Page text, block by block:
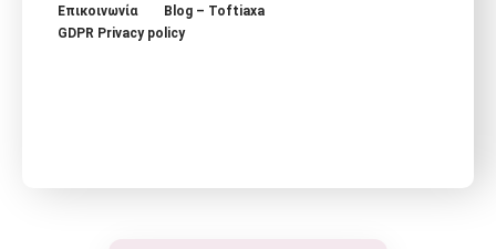
Επικοινωνία
Blog – Toftiaxa
GDPR Privacy policy